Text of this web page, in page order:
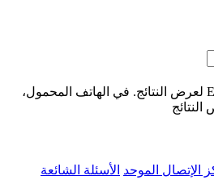
اكتب للبحث، ثم اضغط Enter لعرض النتائج. في الهاتف المحمول،
الإتصال الموحد الأسئلة الشائعة